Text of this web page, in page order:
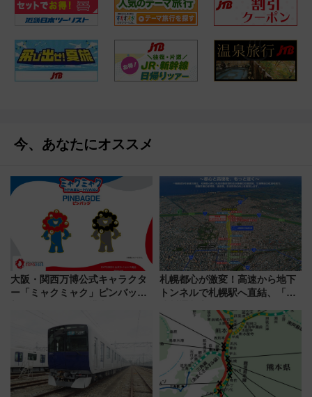
今、あなたにオススメ
大阪・関西万博公式キャラクタ
ー「ミャクミャク」ピンバッジ
札幌都心が激変！高速から地下
トンネルで札幌駅へ直結、「創
から本格着工、延長4.8km整備
事業の全貌